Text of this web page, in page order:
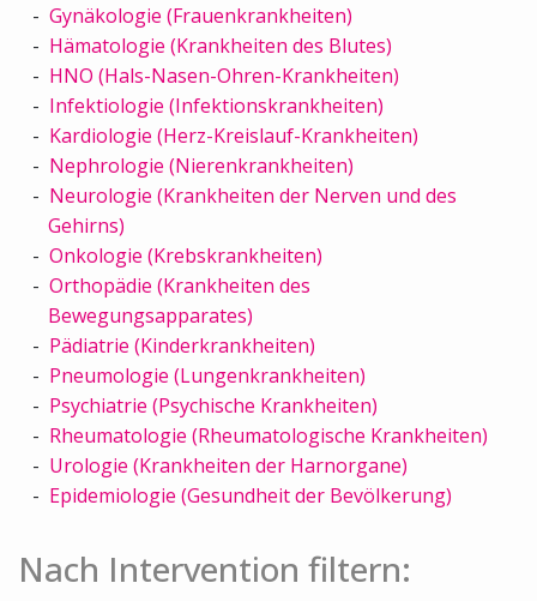
Gynäkologie (Frauenkrankheiten)
Hämatologie (Krankheiten des Blutes)
HNO (Hals-Nasen-Ohren-Krankheiten)
Infektiologie (Infektionskrankheiten)
Kardiologie (Herz-Kreislauf-Krankheiten)
Nephrologie (Nierenkrankheiten)
Neurologie (Krankheiten der Nerven und des
Gehirns)
Onkologie (Krebskrankheiten)
Orthopädie (Krankheiten des
Bewegungsapparates)
Pädiatrie (Kinderkrankheiten)
Pneumologie (Lungenkrankheiten)
Psychiatrie (Psychische Krankheiten)
Rheumatologie (Rheumatologische Krankheiten)
Urologie (Krankheiten der Harnorgane)
Epidemiologie (Gesundheit der Bevölkerung)
Nach Intervention filtern: